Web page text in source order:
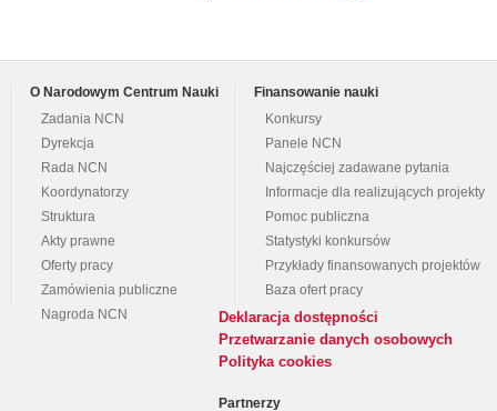
O Narodowym Centrum Nauki
Zadania NCN
Dyrekcja
Rada NCN
Koordynatorzy
Struktura
Akty prawne
Oferty pracy
Zamówienia publiczne
Nagroda NCN
Finansowanie nauki
Konkursy
Panele NCN
Najczęściej zadawane pytania
Informacje dla realizujących projekty
Pomoc publiczna
Statystyki konkursów
Przykłady finansowanych projektów
Baza ofert pracy
Deklaracja dostępności
Przetwarzanie danych osobowych
Polityka cookies
Partnerzy